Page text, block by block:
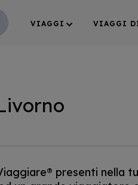
VIAGGI VIAGGI
presenti nella